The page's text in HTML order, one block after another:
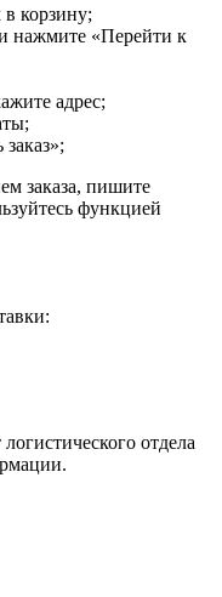
корзину;
нажмите «Перейти к
адрес;
заказа, пишите
функцией
отдела